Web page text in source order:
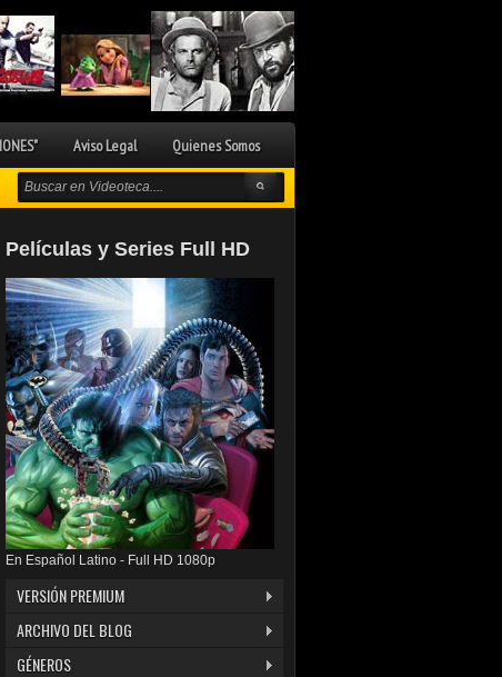
Aviso Legal Quienes Somos
Películas y Series Full HD
En Español Latino - Full HD 1080p
VERSIÓN PREMIUM
ARCHIVO DEL BLOG
GÉNEROS